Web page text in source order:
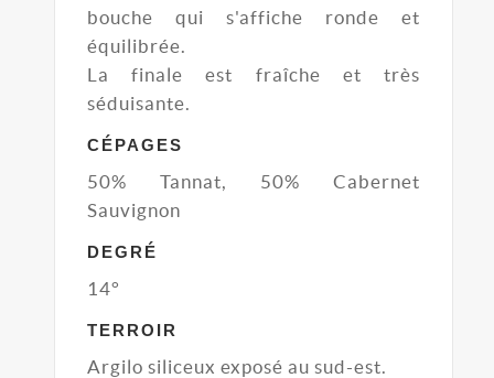
bouche qui s'affiche ronde et
équilibrée.
La finale est fraîche et très
séduisante.
CÉPAGES
50% Tannat, 50% Cabernet
Sauvignon
DEGRÉ
14°
TERROIR
Argilo siliceux exposé au sud-est.